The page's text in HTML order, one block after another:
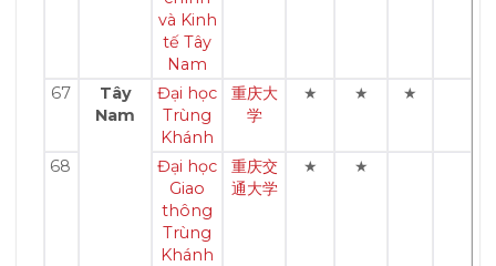
và Kinh
tế Tây
Nam
67
Tây
Nam
Đại học
Trùng
Khánh
重庆大
学
★ ★ ★
68
Đại học
Giao
thông
Trùng
Khánh
重庆交
通大学
★ ★